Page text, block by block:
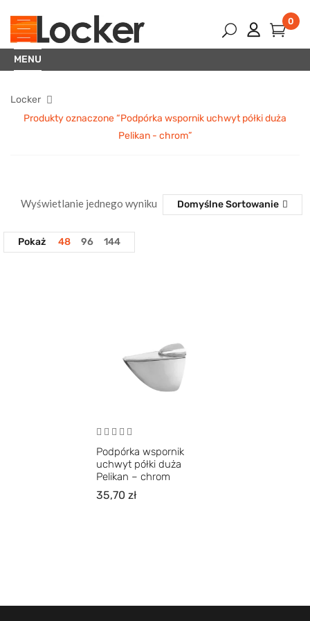
0
MENU
Locker
Produkty oznaczone “Podpórka wspornik uchwyt półki duża
Pelikan - chrom”
Wyświetlanie jednego wyniku Domyślne Sortowanie
Pokaż 48 96 144
Podpórka wspornik
uchwyt półki duża
Pelikan – chrom
35,70zł